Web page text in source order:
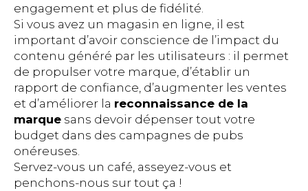
engagement et plus de fidélité.
Si vous avez un magasin en ligne, il est
important d’avoir conscience de l’impact du
contenu généré par les utilisateurs : il permet
de propulser votre marque, d’établir un
rapport de confiance, d’augmenter les ventes
et d’améliorer la reconnaissance de la
marque sans devoir dépenser tout votre
budget dans des campagnes de pubs
onéreuses.
Servez-vous un café, asseyez-vous et
penchons-nous sur tout ça !